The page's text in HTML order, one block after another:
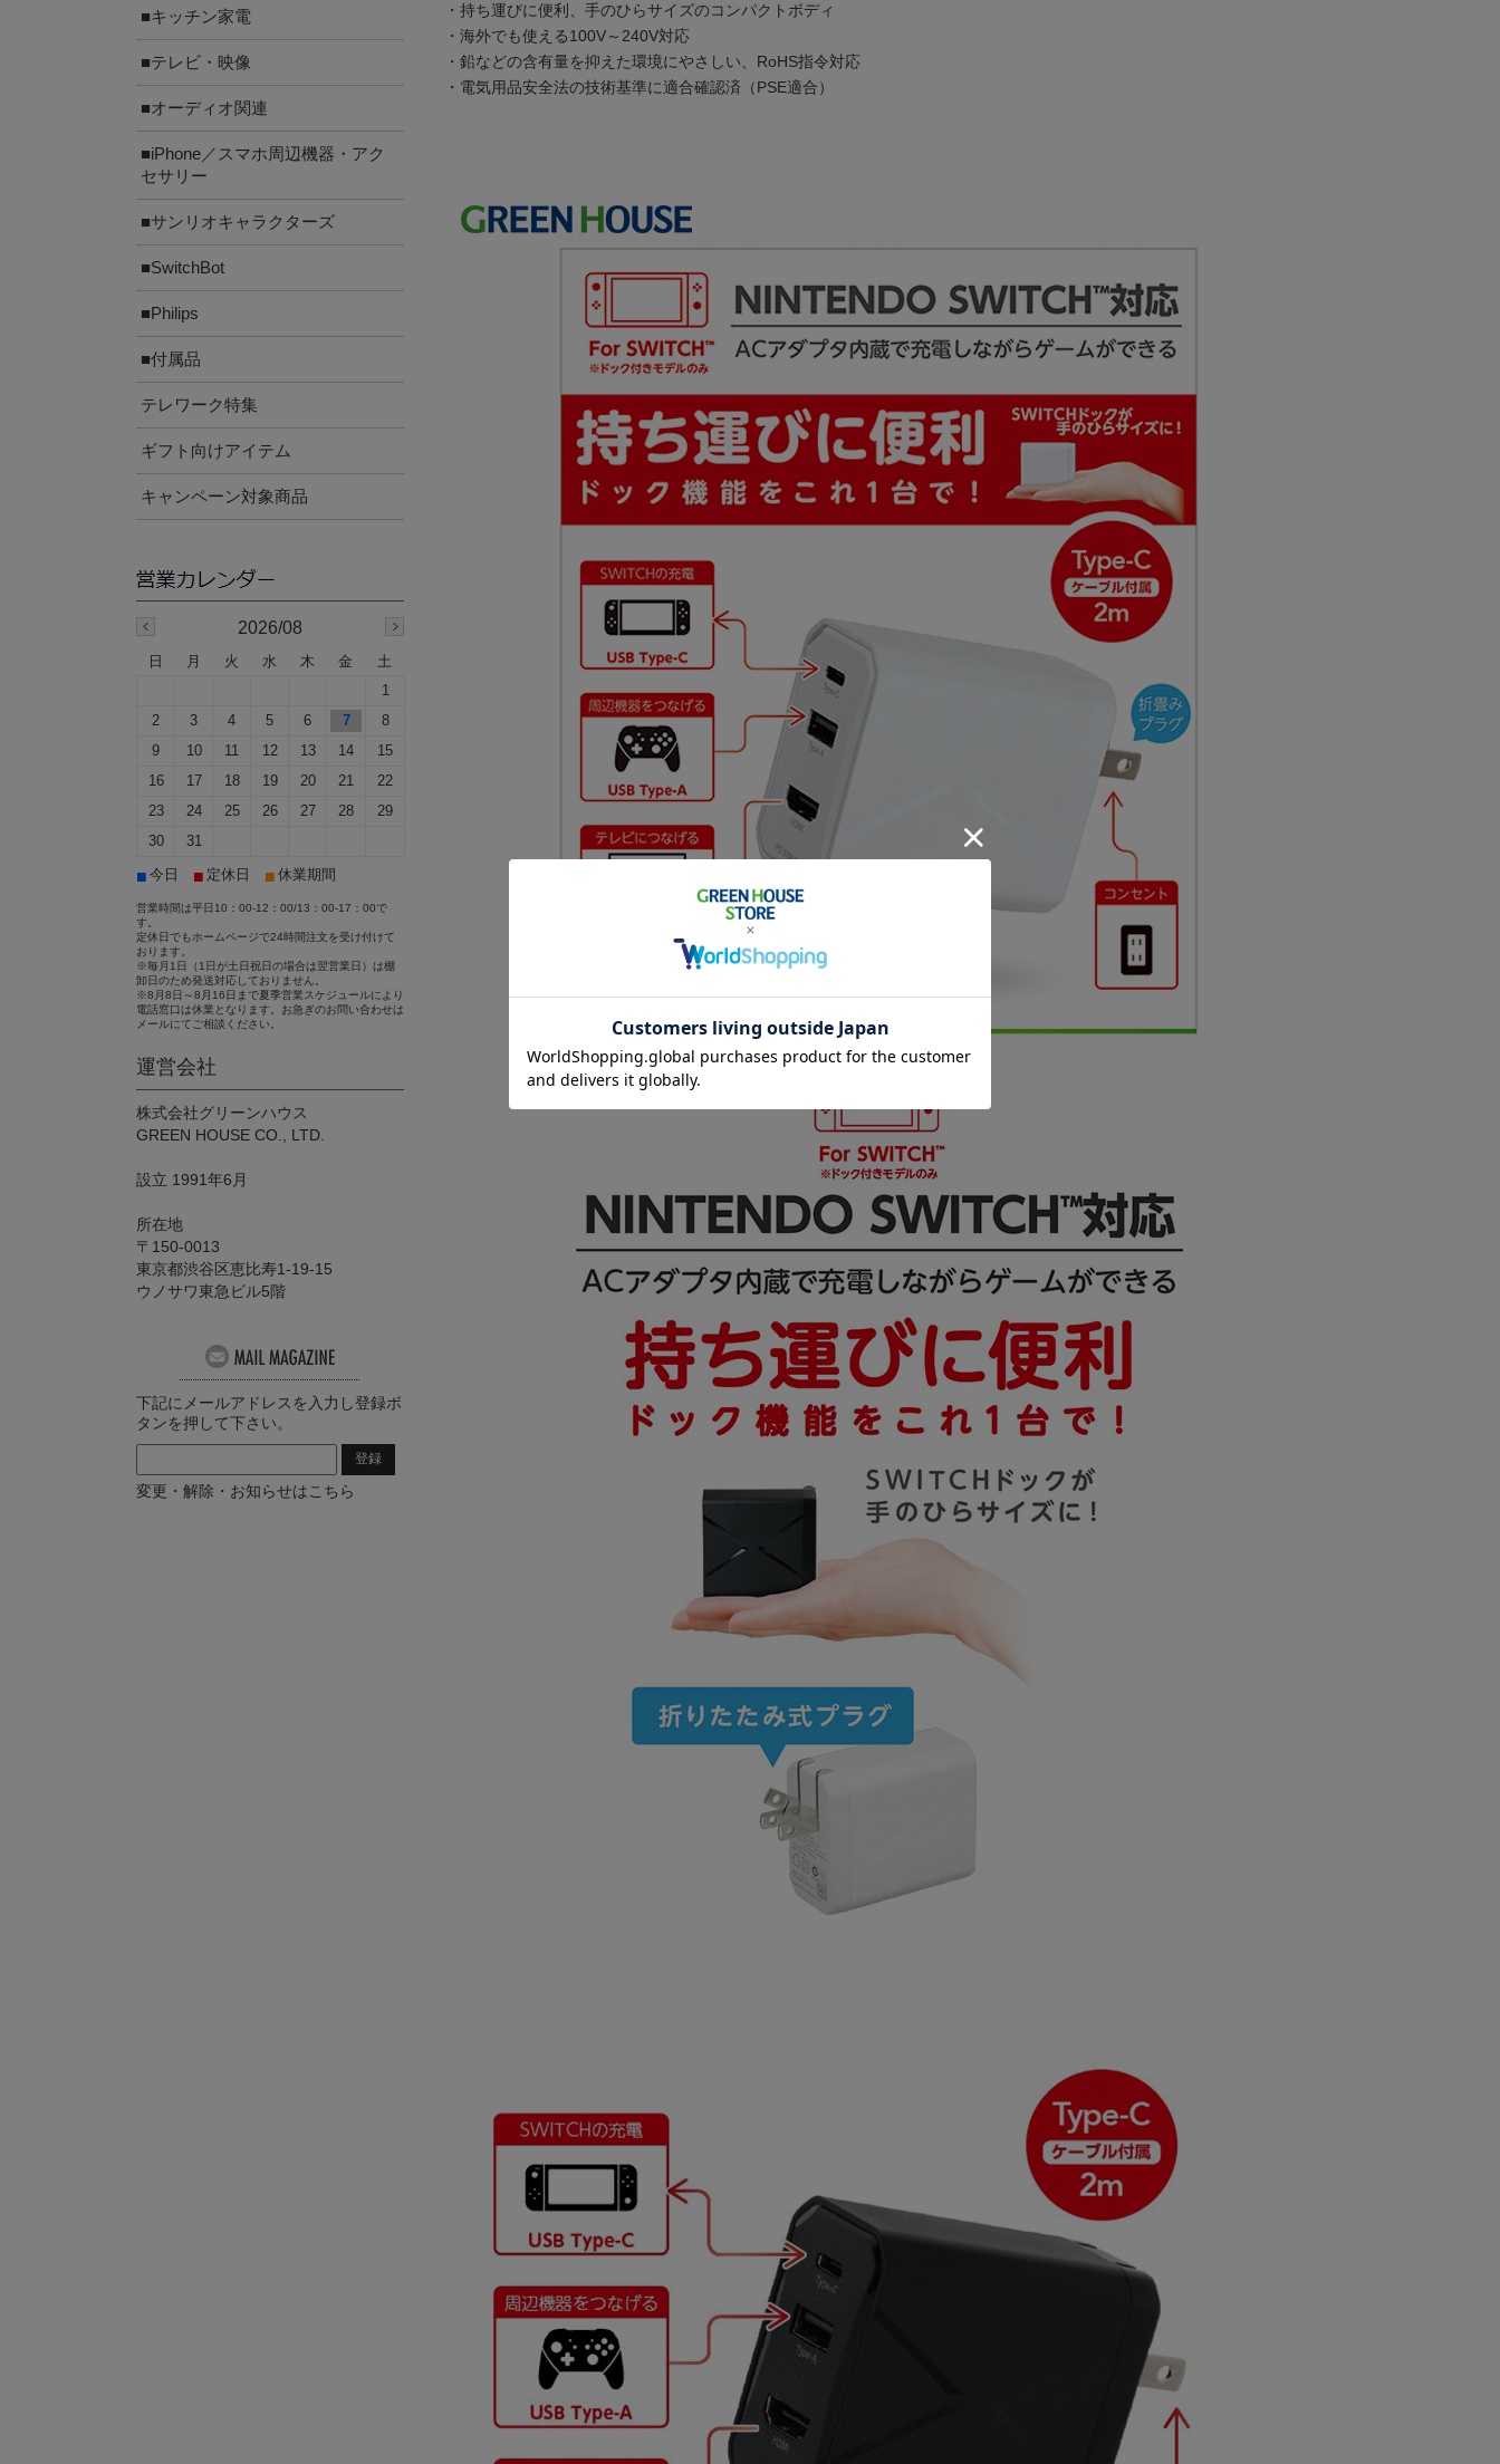
・持ち運びに便利、手のひらサイズのコンパクトボディ
・海外でも使える100V～240V対応
・鉛などの含有量を抑えた環境にやさしい、RoHS指令対応
・電気用品安全法の技術基準に適合確認済（PSE適合）
■キッチン家電
■テレビ・映像
■オーディオ関連
■iPhone／スマホ周辺機器・アク
セサリー
■サンリオキャラクターズ
■SwitchBot
■Philips
■付属品
テレワーク特集
ギフト向けアイテム
キャンペーン対象商品
2026/08
日 月 火 水 木 金
土
1
2
3 4 5 6 7
8
9
10 11 12 13 14
15
16
17 18 19 20 21
22
23
24 25 26 27 28
29
30
31
■ 今日 ■ 定休日 ■ 休業期間
営業時間は平日10：00-12：00/13：00-17：00で
す。
定休日でもホームページで24時間注文を受け付けて
おります。
※毎月1日（1日が土日祝日の場合は翌営業日）は棚
卸日のため発送対応しておりません。
※8月8日～8月16日まで夏季営業スケジュールにより
電話窓口は休業となります。お急ぎのお問い合わせは
メールにてご相談ください。
運営会社
株式会社グリーンハウス
GREEN HOUSE CO., LTD.
設立 1991年6月
所在地
〒150-0013
東京都渋谷区恵比寿1-19-15
ウノサワ東急ビル5階
下記にメールアドレスを入力し登録ボ
タンを押して下さい。
変更・解除・お知らせはこちら